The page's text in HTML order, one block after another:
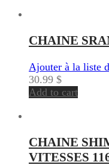
CHAINE
Ajouter à la liste
30.99 $
Add to cart
CHAINE
VITESSES